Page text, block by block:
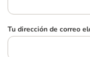
Tu dirección de correo